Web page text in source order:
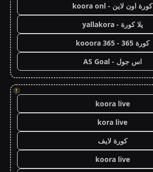
كورة اون لاين - koora onl
يلا كورة - yallakora
كورة 365 - kooora 365
اس جول - AS Goal
!
koora live
kora live
كورة لايف
koora live